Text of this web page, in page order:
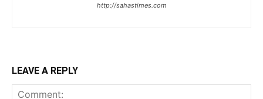
http://sahastimes.com
LEAVE A REPLY